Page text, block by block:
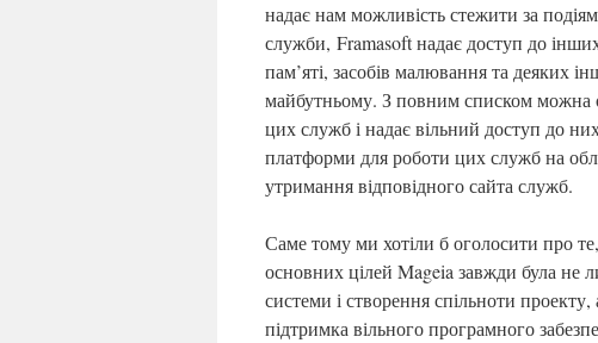
надає нам можливість стежити за
служби, Framasoft надає доступ до
пам’яті, засобів малювання та деяких
майбутньому. З повним списком можна
цих служб і надає вільний доступ до
платформи для роботи цих служб на
утримання відповідного сайта служб.
Саме тому ми хотіли б оголосити про
основних цілей Mageia завжди була не
системи і створення спільноти
підтримка вільного програмного